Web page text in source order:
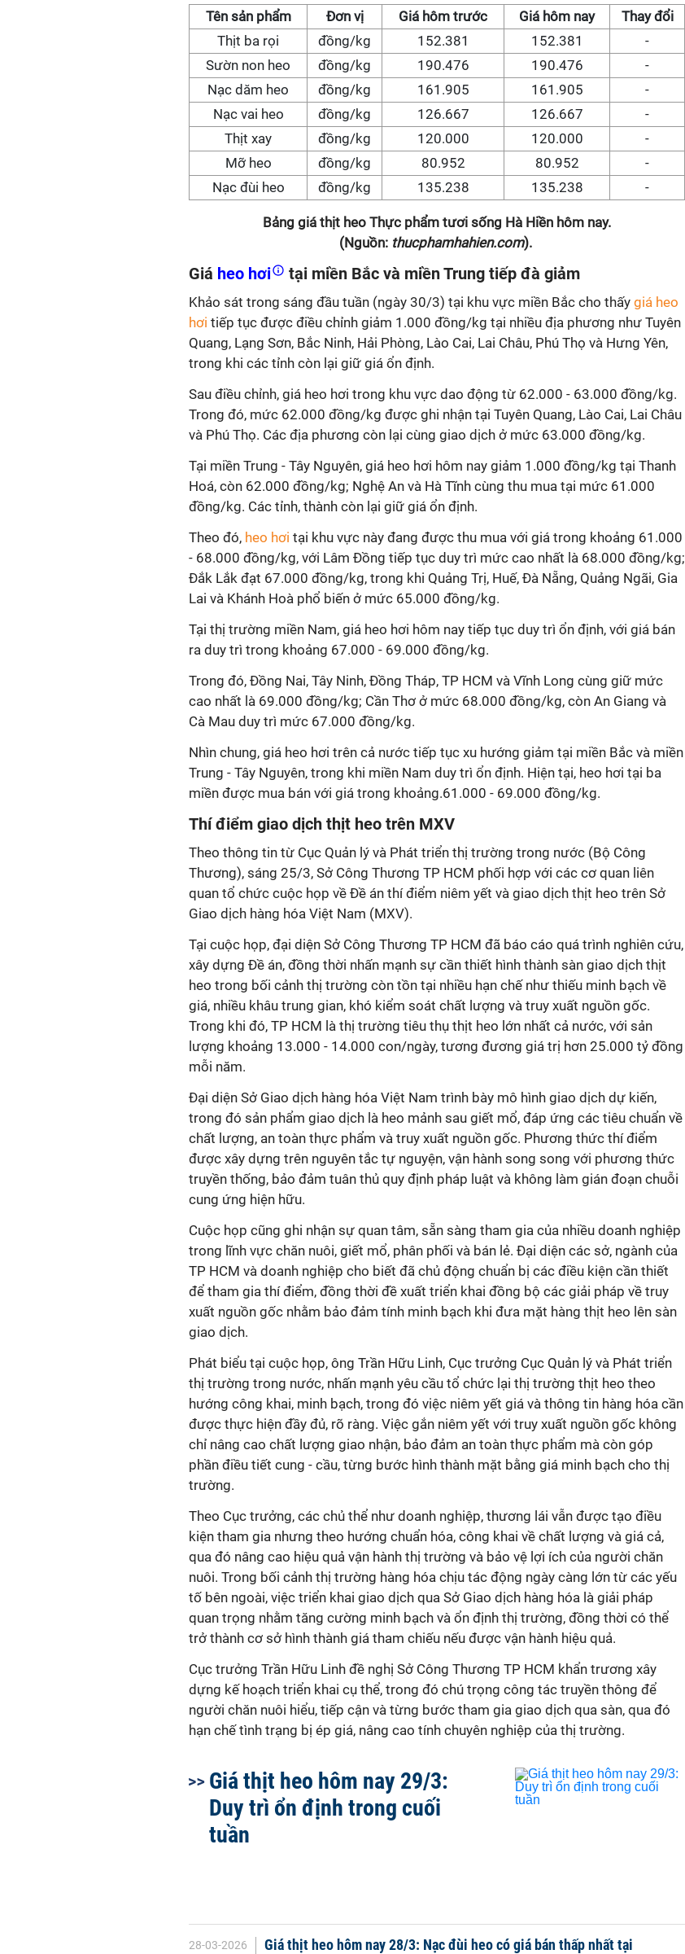
Tên sản phẩm Đơn vị Giá hôm trước Giá hôm nay
Thay đổi
Thịt ba rọi
đồng/kg 152.381 152.381
-
Sườn non heo
đồng/kg 190.476 190.476
-
Nạc dăm heo
đồng/kg 161.905 161.905
-
Nạc vai heo
đồng/kg 126.667 126.667
-
Thịt xay
đồng/kg 120.000 120.000
-
Mỡ heo
đồng/kg 80.952 80.952
-
Nạc đùi heo
đồng/kg 135.238 135.238 -
Bảng giá thịt heo Thực phẩm tươi sống Hà Hiền hôm nay.
(Nguồn:thucphamhahien.com).
Giá heo hơi tại miền Bắc và miền Trung tiếp đà giảm
Khảo sát trong sáng đầu tuần (ngày 30/3) tại khu vực miền Bắc cho thấy giá heo
hơi tiếp tục được điều chỉnh giảm 1.000 đồng/kg tại nhiều địa phương như Tuyên
Quang, Lạng Sơn, Bắc Ninh, Hải Phòng, Lào Cai, Lai Châu, Phú Thọ và Hưng Yên,
trong khi các tỉnh còn lại giữ giá ổn định.
Sau điều chỉnh, giá heo hơi trong khu vực dao động từ 62.000 - 63.000 đồng/kg.
Trong đó, mức 62.000 đồng/kg được ghi nhận tại Tuyên Quang, Lào Cai, Lai Châu
và Phú Thọ. Các địa phương còn lại cùng giao dịch ở mức 63.000 đồng/kg.
Tại miền Trung - Tây Nguyên, giá heo hơi hôm nay giảm 1.000 đồng/kg tại Thanh
Hoá, còn 62.000 đồng/kg; Nghệ An và Hà Tĩnh cùng thu mua tại mức 61.000
đồng/kg. Các tỉnh, thành còn lại giữ giá ổn định.
Theo đó, heo hơi tại khu vực này đang được thu mua với giá trong khoảng 61.000
- 68.000 đồng/kg, với Lâm Đồng tiếp tục duy trì mức cao nhất là 68.000 đồng/kg;
Đắk Lắk đạt 67.000 đồng/kg, trong khi Quảng Trị, Huế, Đà Nẵng, Quảng Ngãi, Gia
Lai và Khánh Hoà phổ biến ở mức 65.000 đồng/kg.
Tại thị trường miền Nam, giá heo hơi hôm nay tiếp tục duy trì ổn định, với giá bán
ra duy trì trong khoảng 67.000 - 69.000 đồng/kg.
Trong đó, Đồng Nai, Tây Ninh, Đồng Tháp, TP HCM và Vĩnh Long cùng giữ mức
cao nhất là 69.000 đồng/kg; Cần Thơ ở mức 68.000 đồng/kg, còn An Giang và
Cà Mau duy trì mức 67.000 đồng/kg.
Nhìn chung, giá heo hơi trên cả nước tiếp tục xu hướng giảm tại miền Bắc và miền
Trung - Tây Nguyên, trong khi miền Nam duy trì ổn định. Hiện tại, heo hơi tại ba
miền được mua bán với giá trong khoảng.61.000 - 69.000 đồng/kg.
Thí điểm giao dịch thịt heo trên MXV
Theo thông tin từ Cục Quản lý và Phát triển thị trường trong nước (Bộ Công
Thương), sáng 25/3, Sở Công Thương TP HCM phối hợp với các cơ quan liên
quan tổ chức cuộc họp về Đề án thí điểm niêm yết và giao dịch thịt heo trên Sở
Giao dịch hàng hóa Việt Nam (MXV).
Tại cuộc họp, đại diện Sở Công Thương TP HCM đã báo cáo quá trình nghiên cứu,
xây dựng Đề án, đồng thời nhấn mạnh sự cần thiết hình thành sàn giao dịch thịt
heo trong bối cảnh thị trường còn tồn tại nhiều hạn chế như thiếu minh bạch về
giá, nhiều khâu trung gian, khó kiểm soát chất lượng và truy xuất nguồn gốc.
Trong khi đó, TP HCM là thị trường tiêu thụ thịt heo lớn nhất cả nước, với sản
lượng khoảng 13.000 - 14.000 con/ngày, tương đương giá trị hơn 25.000 tỷ đồng
mỗi năm.
Đại diện Sở Giao dịch hàng hóa Việt Nam trình bày mô hình giao dịch dự kiến,
trong đó sản phẩm giao dịch là heo mảnh sau giết mổ, đáp ứng các tiêu chuẩn về
chất lượng, an toàn thực phẩm và truy xuất nguồn gốc. Phương thức thí điểm
được xây dựng trên nguyên tắc tự nguyện, vận hành song song với phương thức
truyền thống, bảo đảm tuân thủ quy định pháp luật và không làm gián đoạn chuỗi
cung ứng hiện hữu.
Cuộc họp cũng ghi nhận sự quan tâm, sẵn sàng tham gia của nhiều doanh nghiệp
trong lĩnh vực chăn nuôi, giết mổ, phân phối và bán lẻ. Đại diện các sở, ngành của
TP HCM và doanh nghiệp cho biết đã chủ động chuẩn bị các điều kiện cần thiết
để tham gia thí điểm, đồng thời đề xuất triển khai đồng bộ các giải pháp về truy
xuất nguồn gốc nhằm bảo đảm tính minh bạch khi đưa mặt hàng thịt heo lên sàn
giao dịch.
Phát biểu tại cuộc họp, ông Trần Hữu Linh, Cục trưởng Cục Quản lý và Phát triển
thị trường trong nước, nhấn mạnh yêu cầu tổ chức lại thị trường thịt heo theo
hướng công khai, minh bạch, trong đó việc niêm yết giá và thông tin hàng hóa cần
được thực hiện đầy đủ, rõ ràng. Việc gắn niêm yết với truy xuất nguồn gốc không
chỉ nâng cao chất lượng giao nhận, bảo đảm an toàn thực phẩm mà còn góp
phần điều tiết cung - cầu, từng bước hình thành mặt bằng giá minh bạch cho thị
trường.
Theo Cục trưởng, các chủ thể như doanh nghiệp, thương lái vẫn được tạo điều
kiện tham gia nhưng theo hướng chuẩn hóa, công khai về chất lượng và giá cả,
qua đó nâng cao hiệu quả vận hành thị trường và bảo vệ lợi ích của người chăn
nuôi. Trong bối cảnh thị trường hàng hóa chịu tác động ngày càng lớn từ các yếu
tố bên ngoài, việc triển khai giao dịch qua Sở Giao dịch hàng hóa là giải pháp
quan trọng nhằm tăng cường minh bạch và ổn định thị trường, đồng thời có thể
trở thành cơ sở hình thành giá tham chiếu nếu được vận hành hiệu quả.
Cục trưởng Trần Hữu Linh đề nghị Sở Công Thương TP HCM khẩn trương xây
dựng kế hoạch triển khai cụ thể, trong đó chú trọng công tác truyền thông để
người chăn nuôi hiểu, tiếp cận và từng bước tham gia giao dịch qua sàn, qua đó
hạn chế tình trạng bị ép giá, nâng cao tính chuyên nghiệp của thị trường.
Giá thịt heo hôm nay 29/3:
Duy trì ổn định trong cuối
tuần
28-03-2026
Giá thịt heo hôm nay 28/3: Nạc đùi heo có giá bán thấp nhất tại